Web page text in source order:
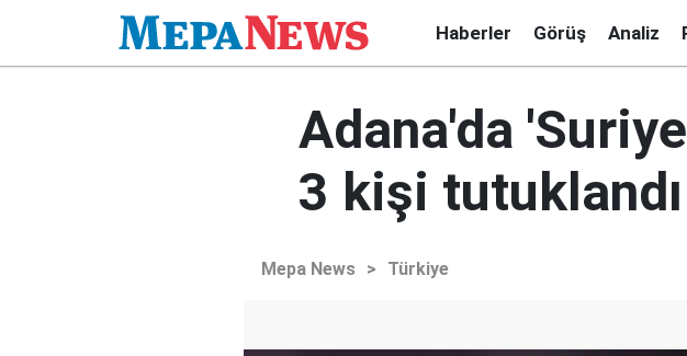
Haberler Görüş Analiz
Adana'da
3 kişi tutuklandı
Mepa News > Türkiye